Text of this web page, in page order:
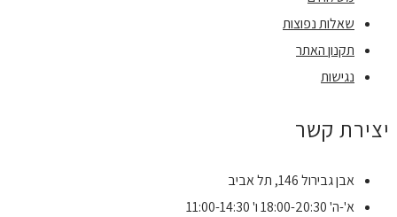
שאלות נפוצות
תקנון האתר
נגישות
יצירת קשר
אבן גבירול 146, תל אביב
א'-ה' 18:00-20:30 ו' 11:00-14:30